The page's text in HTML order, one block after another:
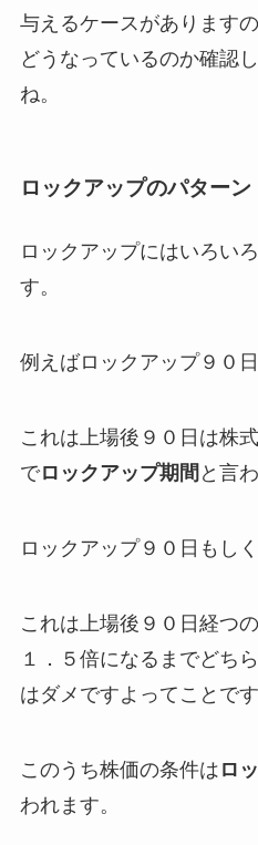
与えるケースがあります
どうなっているのか確認
ね。
ロックアップのパターン
ロックアップにはいろい
す。
例えばロックアップ９０日
これは上場後９０日は株
でロックアップ期間 と言
ロックアップ９０日もし
これは上場後９０日経つ
１．５倍になるまでどち
はダメですよってことです
このうち株価の条件は ロ
われます。